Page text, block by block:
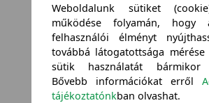
Weboldalunk sütiket
működése folyamán, hogy
felhasználói élményt
továbbá látogatottsága
sütik használatát bármikor
Bővebb információkat erről
tájékoztatónkban olvashat.